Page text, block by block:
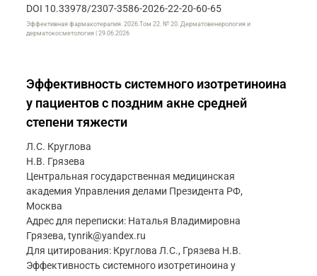
DOI 10.33978/2307-3586-2026-22-20-60-65
Эффективная фармакотерапия. 2026.Том 22. № 20. Дерматовенерология и
дерматокосметология | 29.06.2026
Эффективность системного изотретиноина
у пациентов с поздним акне средней
степени тяжести
Л.С. Круглова
Н.В. Грязева
Центральная государственная медицинская
академия Управления делами Президента РФ,
Москва
Адрес для переписки: Наталья Владимировна
Грязева, tynrik@yandex.ru
Для цитирования: Круглова Л.С., Грязева Н.В.
Эффективность системного изотретиноина у